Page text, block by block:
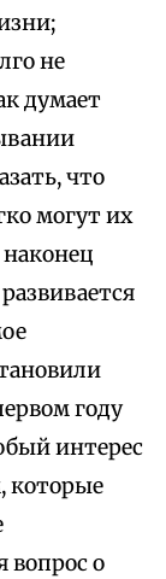
не
думает
что
могут их
году
интерес
которые
вопрос о